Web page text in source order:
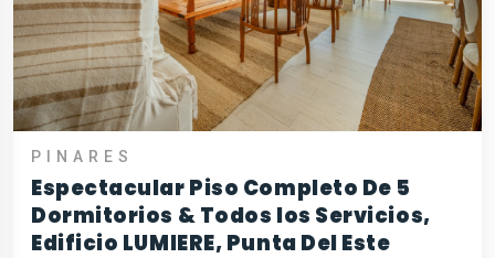
PINARES
Espectacular Piso Completo De 5
Dormitorios & Todos los Servicios,
Edificio LUMIERE, Punta Del Este